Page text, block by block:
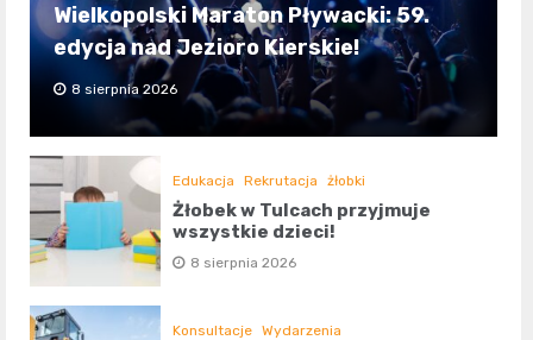
Wielkopolski Maraton Pływacki: 59.
edycja nad Jezioro Kierskie!
8 sierpnia 2026
Edukacja Rekrutacja żłobki
Żłobek w Tulcach przyjmuje
wszystkie dzieci!
8 sierpnia 2026
Konsultacje Wydarzenia